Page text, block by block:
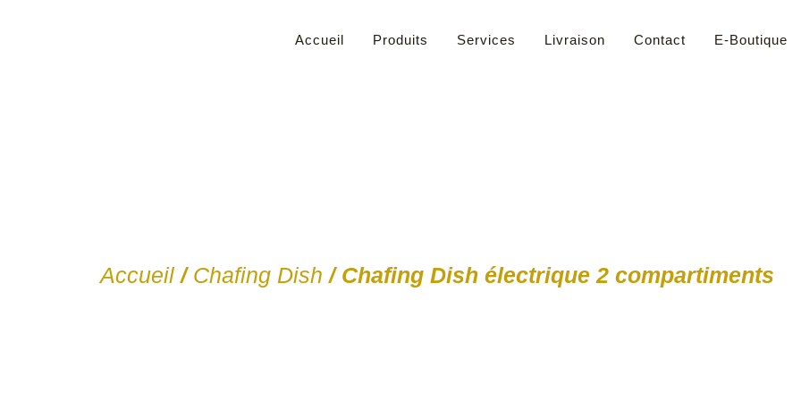
Accueil Produits Services Livraison Contact E-Boutique
Accueil / Chafing Dish / Chafing Dish électrique 2 compartiments